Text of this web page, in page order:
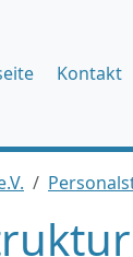
Kontakt